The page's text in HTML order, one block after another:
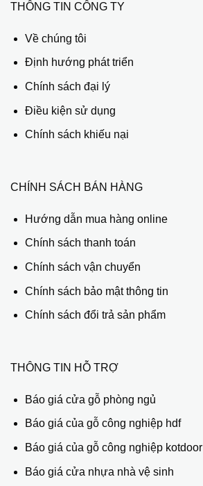
THÔNG TIN CÔNG TY
Về chúng tôi
Định hướng phát triển
Chính sách đại lý
Điều kiện sử dụng
Chính sách khiếu nại
CHÍNH SÁCH BÁN HÀNG
Hướng dẫn mua hàng online
Chính sách thanh toán
Chính sách vận chuyển
Chính sách bảo mật thông tin
Chính sách đổi trả sản phẩm
THÔNG TIN HỖ TRỢ
Báo giá cửa gỗ phòng ngủ
Báo giá của gỗ công nghiệp hdf
Báo giá của gỗ công nghiệp kotdoor
Báo giá cửa nhựa nhà vệ sinh